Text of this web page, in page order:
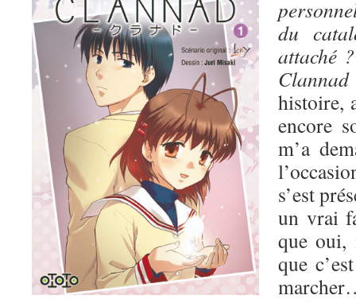
du
attaché ?
histoire,
encore
m’a
s’est
un vrai
que
que